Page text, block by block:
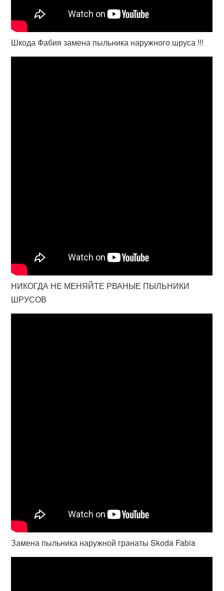
Шкода Фабия замена пыльника наружного шруса !!!
НИКОГДА НЕ МЕНЯЙТЕ РВАНЫЕ ПЫЛЬНИКИ
ШРУСОВ
Замена пыльника наружной гранаты Skoda Fabia